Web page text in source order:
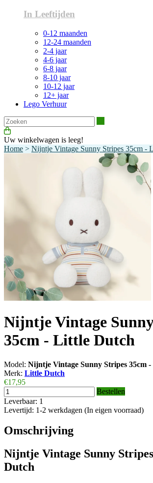
In Leeftijden
0-12 maanden
12-24 maanden
2-4 jaar
4-6 jaar
6-8 jaar
8-10 jaar
10-12 jaar
12+ jaar
Lego Verhuur
Uw winkelwagen is leeg!
Home > Nijntje Vintage Sunny Stripes 35cm -
Nijntje Vintage
35cm - Little Dutch
Model: Nijntje Vintage Sunny Stripes 35cm
Merk: Little Dutch
€17,95
Bestellen
Leverbaar: 1
Levertijd: 1-2 werkdagen (In eigen voorraad)
Omschrijving
Nijntje Vintage Sunny
Dutch